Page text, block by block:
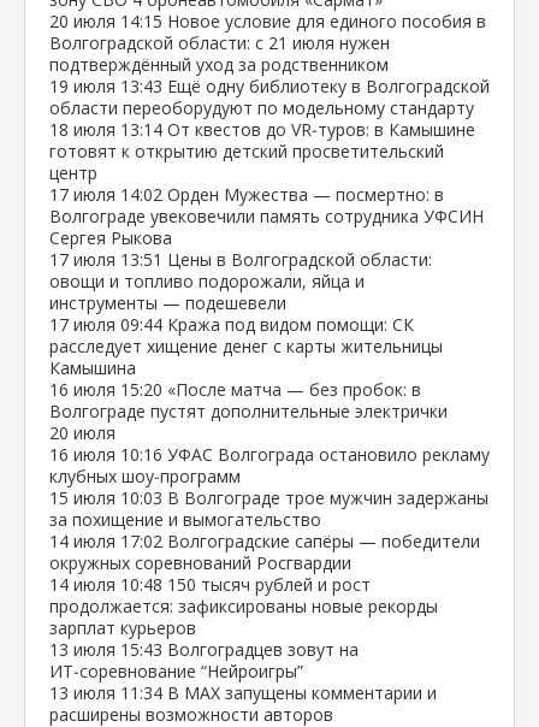
20 июля 14:15 Новое условие для единого пособия в
Волгоградской области: с 21 июля нужен
подтверждённый уход за родственником
19 июля 13:43 Ещё одну библиотеку в Волгоградской
области переоборудуют по модельному стандарту
18 июля 13:14 От квестов до VR‑туров: в Камышине
готовят к открытию детский просветительский
центр
17 июля 14:02 Орден Мужества — посмертно: в
Волгограде увековечили память сотрудника УФСИН
Сергея Рыкова
17 июля 13:51 Цены в Волгоградской области:
овощи и топливо подорожали, яйца и
инструменты — подешевели
17 июля 09:44 Кража под видом помощи: СК
расследует хищение денег с карты жительницы
Камышина
16 июля 15:20 «После матча — без пробок: в
Волгограде пустят дополнительные электрички
20 июля
16 июля 10:16 УФАС Волгограда остановило рекламу
клубных шоу‑программ
15 июля 10:03 В Волгограде трое мужчин задержаны
за похищение и вымогательство
14 июля 17:02 Волгоградские сапёры — победители
окружных соревнований Росгвардии
14 июля 10:48 150 тысяч рублей и рост
продолжается: зафиксированы новые рекорды
зарплат курьеров
13 июля 15:43 Волгоградцев зовут на
ИТ‑соревнование “Нейроигры”
13 июля 11:34 В МАХ запущены комментарии и
расширены возможности авторов